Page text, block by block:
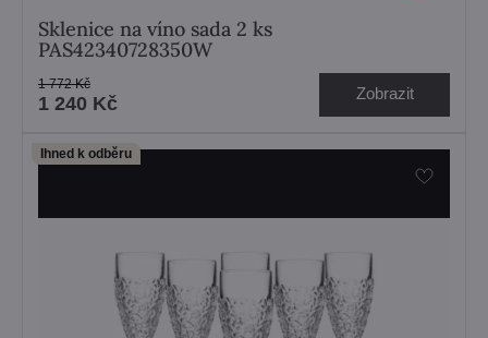
Sklenice na víno sada 2 ks
PAS42340728350W
1 240 Kč
1 772 Kč Zobrazit
Ihned k odběru